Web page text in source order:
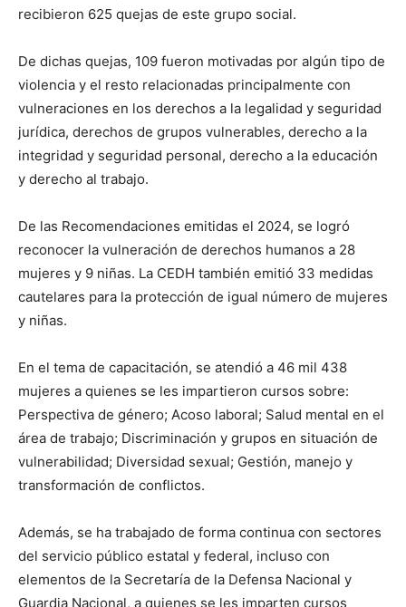
recibieron 625 quejas de este grupo social.
De dichas quejas, 109 fueron motivadas por algún tipo de
violencia y el resto relacionadas principalmente con
vulneraciones en los derechos a la legalidad y seguridad
jurídica, derechos de grupos vulnerables, derecho a la
integridad y seguridad personal, derecho a la educación
y derecho al trabajo.
De las Recomendaciones emitidas el 2024, se logró
reconocer la vulneración de derechos humanos a 28
mujeres y 9 niñas. La CEDH también emitió 33 medidas
cautelares para la protección de igual número de mujeres
y niñas.
En el tema de capacitación, se atendió a 46 mil 438
mujeres a quienes se les impartieron cursos sobre:
Perspectiva de género; Acoso laboral; Salud mental en el
área de trabajo; Discriminación y grupos en situación de
vulnerabilidad; Diversidad sexual; Gestión, manejo y
transformación de conflictos.
Además, se ha trabajado de forma continua con sectores
del servicio público estatal y federal, incluso con
elementos de la Secretaría de la Defensa Nacional y
Guardia Nacional, a quienes se les imparten cursos